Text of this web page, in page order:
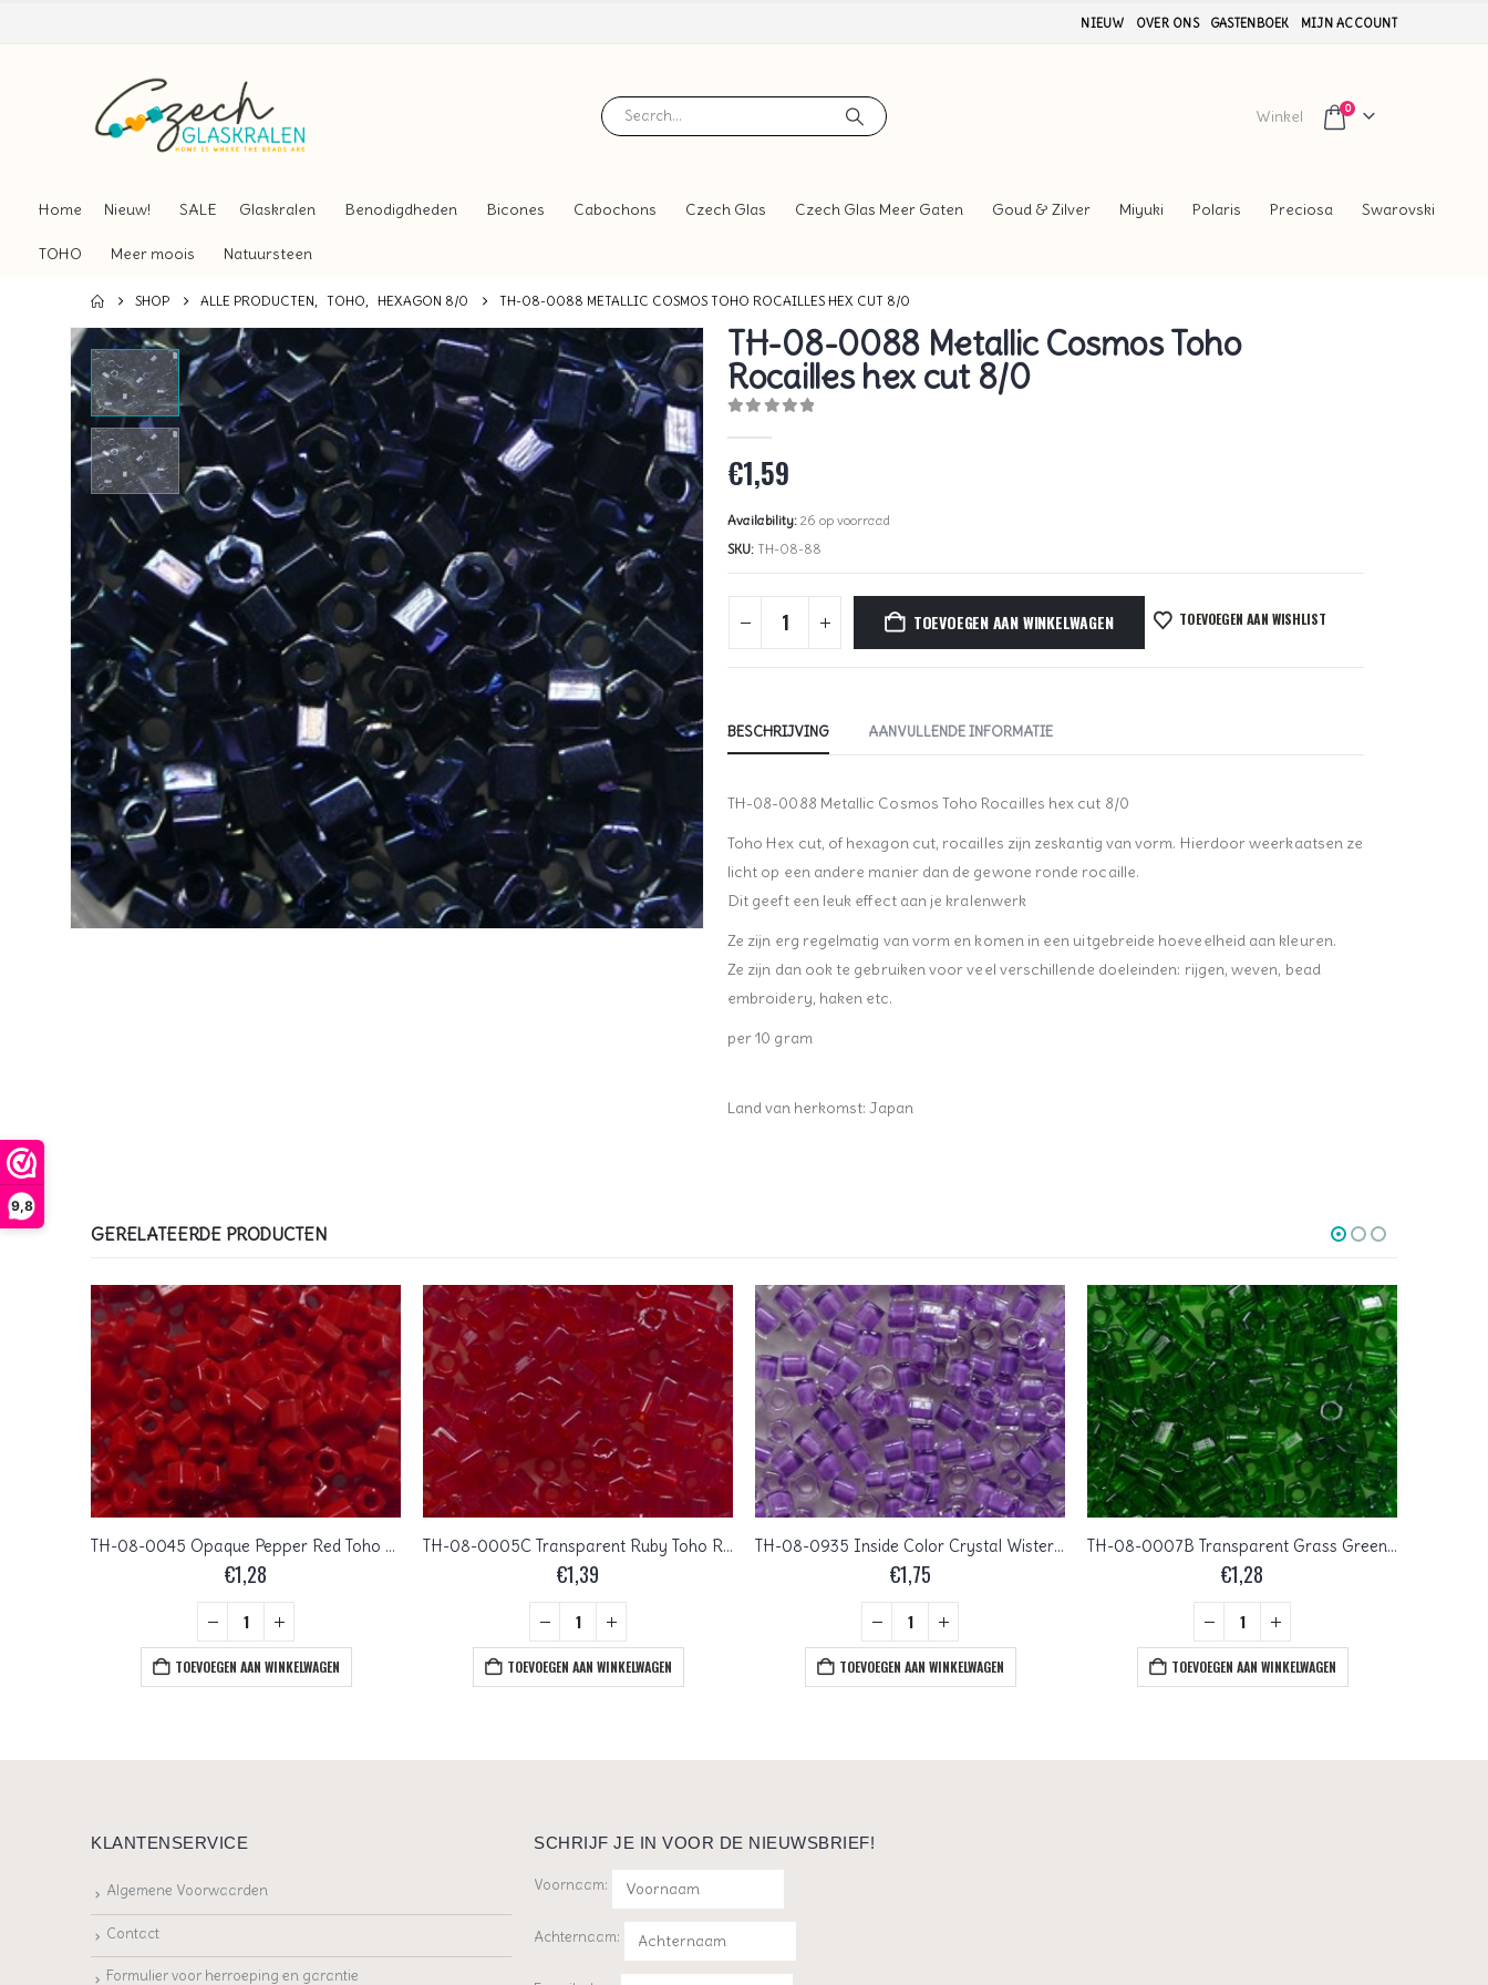
9,8
NIEUW OVER ONS GASTENBOEK MIJN ACCOUNT
Winkel 0
Home Nieuw! SALE Glaskralen Benodigdheden Bicones Cabochons Czech Glas Czech Glas Meer Gaten Goud & Zilver Miyuki Polaris Preciosa Swarovski
TOHO Meer moois Natuursteen
SHOP ALLE PRODUCTEN, TOHO, HEXAGON 8/0 TH-08-0088 METALLIC COSMOS TOHO ROCAILLES HEX CUT 8/0
TH-08-0088 Metallic Cosmos Toho
Rocailles hex cut 8/0
€1,59
Availability: 26 op voorraad
SKU: TH-08-88
TOEVOEGEN AAN WINKELWAGEN TOEVOEGEN AAN WISHLIST
BESCHRIJVING AANVULLENDE INFORMATIE
TH-08-0088 Metallic Cosmos Toho Rocailles hex cut 8/0
Toho Hex cut, of hexagon cut, rocailles zijn zeskantig van vorm. Hierdoor weerkaatsen ze
licht op een andere manier dan de gewone ronde rocaille.
Dit geeft een leuk effect aan je kralenwerk
Ze zijn erg regelmatig van vorm en komen in een uitgebreide hoeveelheid aan kleuren.
Ze zijn dan ook te gebruiken voor veel verschillende doeleinden: rijgen, weven, bead
embroidery, haken etc.
per 10 gram
Land van herkomst: Japan
GERELATEERDE PRODUCTEN
TH-08-0045 Opaque Pepper Red Toho Rocailles hex cut 8/0
€1,28
TOEVOEGEN AAN WINKELWAGEN
TH-08-0005C Transparent Ruby Toho Rocailles hex cut 8/0
€1,39
TOEVOEGEN AAN WINKELWAGEN
TH-08-0935 Inside Color Crystal Wisteria Lined Toho Rocailles hex cut 8/0
€1,75
TOEVOEGEN AAN WINKELWAGEN
TH-08-0007B Transparent Grass Green Toho Rocailles hex cut 8/0
€1,28
TOEVOEGEN AAN WINKELWAGEN
KLANTENSERVICE
Algemene Voorwaarden
Contact
Formulier voor herroeping en garantie
SCHRIJF JE IN VOOR DE NIEUWSBRIEF!
Voornaam:
Achternaam: